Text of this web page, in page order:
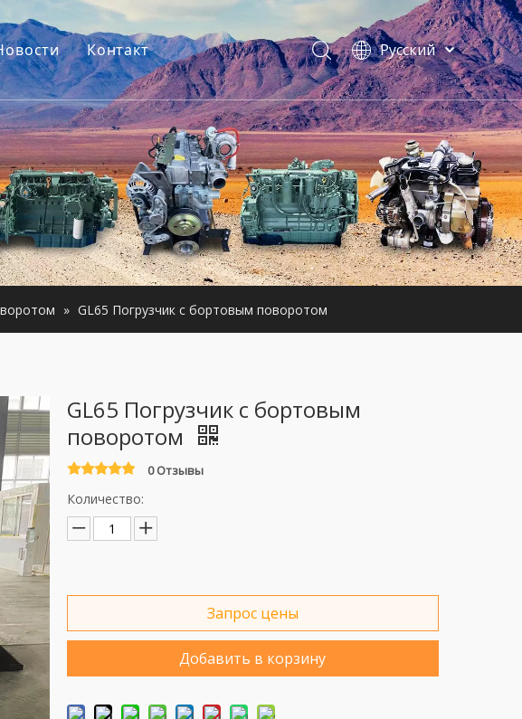
вопросы
Контакт
Pусский
فارسی
Bahasa
indonesia
Türk dili
ไทย
Italiano
Deutsch
Português
Español
English
» GL65 Погрузчик с бортовым поворотом
GL65 Погрузчик с бортовым
поворотом
0 Отзывы
Количество:
Запрос цены
Добавить в корзину